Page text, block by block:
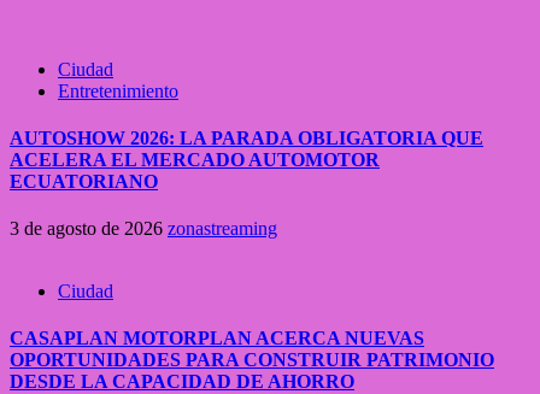
Ciudad
Entretenimiento
AUTOSHOW 2026: LA PARADA OBLIGATORIA QUE
ACELERA EL MERCADO AUTOMOTOR
ECUATORIANO
3 de agosto de 2026 zonastreaming
Ciudad
CASAPLAN MOTORPLAN ACERCA NUEVAS
OPORTUNIDADES PARA CONSTRUIR PATRIMONIO
DESDE LA CAPACIDAD DE AHORRO